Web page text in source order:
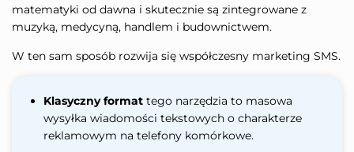
matematyki od dawna i skutecznie są zintegrowane z
muzyką, medycyną, handlem i budownictwem.
W ten sam sposób rozwija się współczesny marketing SMS.
Klasyczny format tego narzędzia to masowa
wysyłka wiadomości tekstowych o charakterze
reklamowym na telefony komórkowe.